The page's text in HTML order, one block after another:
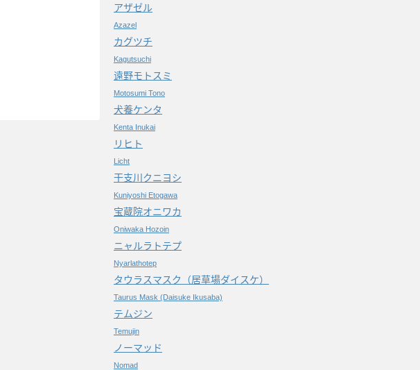
アザゼル
Azazel
カグツチ
Kagutsuchi
遠野モトスミ
Motosumi Tono
犬養ケンタ
Kenta Inukai
リヒト
Licht
干支川クニヨシ
Kuniyoshi Etogawa
宝蔵院オニワカ
Oniwaka Hozoin
ニャルラトテプ
Nyarlathotep
タウラスマスク（居草場ダイスケ）
Taurus Mask (Daisuke Ikusaba)
テムジン
Temujin
ノーマッド
Nomad